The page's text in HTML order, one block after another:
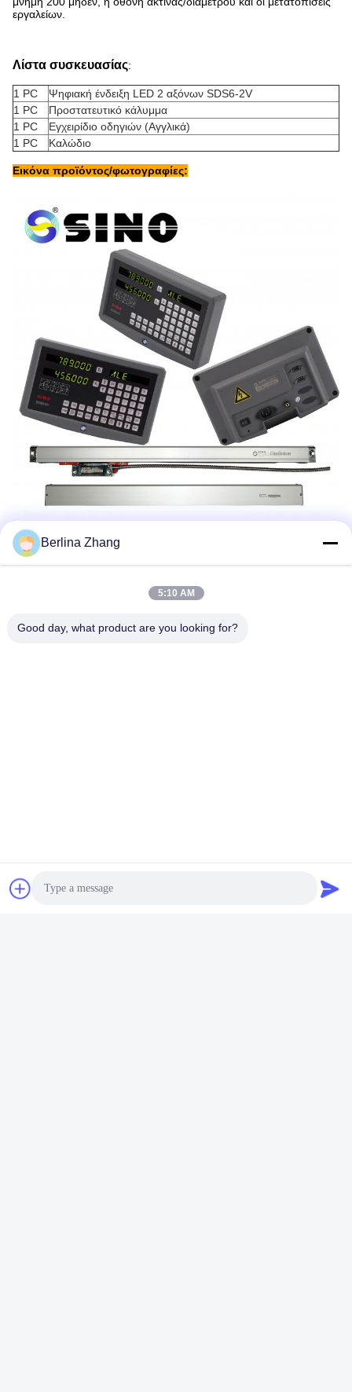
εργαλείων.
Λίστα συσκευασίας:
1 PC
Ψηφιακή ένδειξη LED 2 αξόνων SDS6-2V
1 PC
Προστατευτικό κάλυμμα
1 PC
Εγχειρίδιο οδηγιών (Αγγλικά)
1 PC
Καλώδιο
Εικόνα προϊόντος/φωτογραφίες:
Berlina Zhang
5:10 AM
Good day, what product are you looking for?